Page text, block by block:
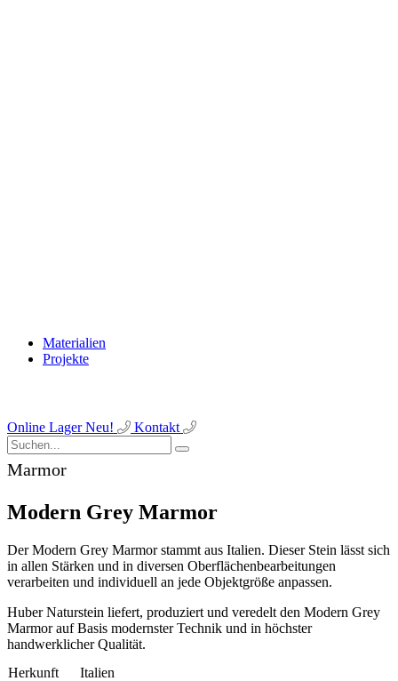
Materialien
Projekte
Online LagerNeu! Kontakt
Marmor
Modern Grey Marmor
Der Modern Grey Marmor stammt aus Italien. Dieser Stein lässt sich
in allen Stärken und in diversen Oberflächenbearbeitungen
verarbeiten und individuell an jede Objektgröße anpassen.
Huber Naturstein liefert, produziert und veredelt den Modern Grey
Marmor auf Basis modernster Technik und in höchster
handwerklicher Qualität.
Herkunft
Italien